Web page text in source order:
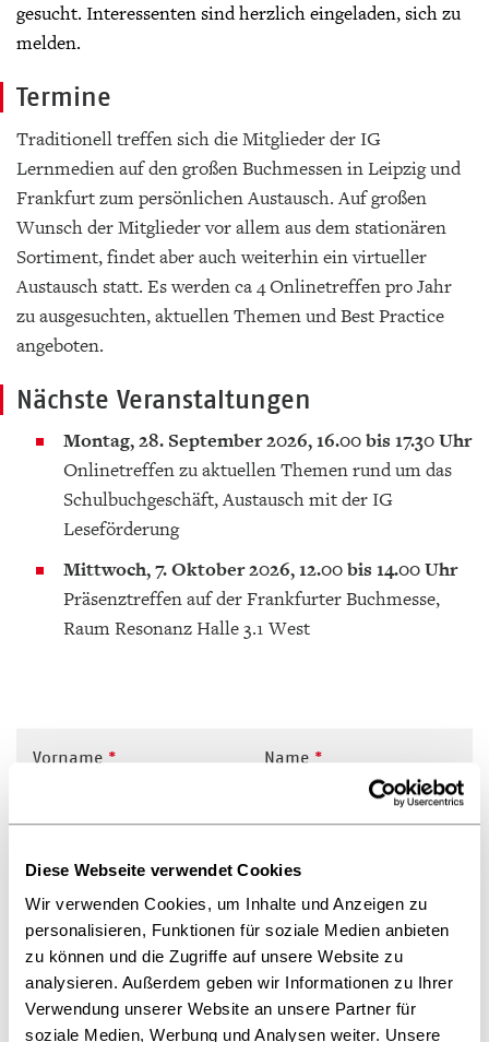
Diese Webseite verwendet Cookies
Wir verwenden Cookies, um Inhalte und Anzeigen zu
personalisieren, Funktionen für soziale Medien anbieten
zu können und die Zugriffe auf unsere Website zu
analysieren. Außerdem geben wir Informationen zu Ihrer
Verwendung unserer Website an unsere Partner für
soziale Medien, Werbung und Analysen weiter. Unsere
gesucht. Interessenten sind herzlich eingeladen, sich zu
melden.
Termine
Traditionell treffen sich die Mitglieder der IG
Lernmedien auf den großen Buchmessen in Leipzig und
Frankfurt zum persönlichen Austausch. Auf großen
Wunsch der Mitglieder vor allem aus dem stationären
Sortiment, findet aber auch weiterhin ein virtueller
Austausch statt. Es werden ca 4 Onlinetreffen pro Jahr
zu ausgesuchten, aktuellen Themen und Best Practice
angeboten.
Nächste Veranstaltungen
Montag, 28. September 2026, 16.00 bis 17.30 Uhr
Onlinetreffen zu aktuellen Themen rund um das
Schulbuchgeschäft, Austausch mit der IG
Leseförderung
Mittwoch, 7. Oktober 2026, 12.00 bis 14.00 Uhr
Präsenztreffen auf der Frankfurter Buchmesse,
Raum Resonanz Halle 3.1 West
Vorname * Name *
E-Mail Adresse*
Unternehmen